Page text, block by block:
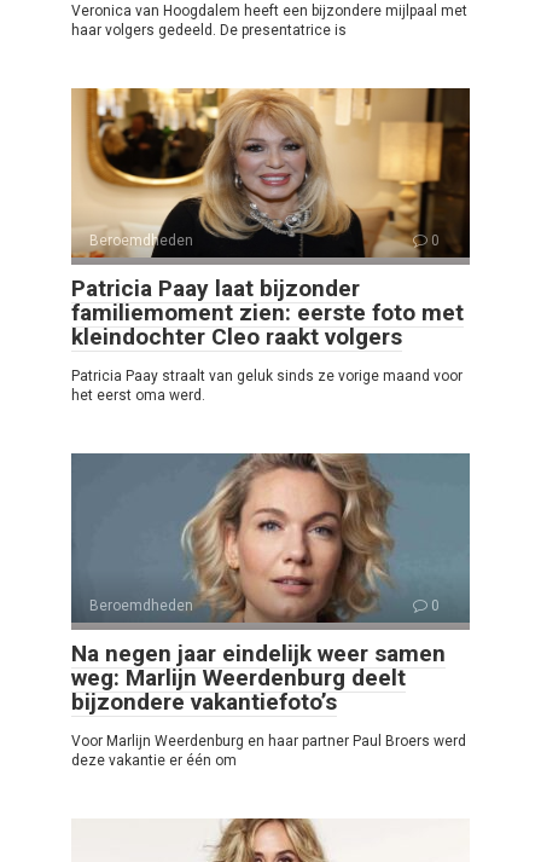
Veronica van Hoogdalem heeft een bijzondere mijlpaal met
haar volgers gedeeld. De presentatrice is
Beroemdheden 0
Patricia Paay laat bijzonder
familiemoment zien: eerste foto met
kleindochter Cleo raakt volgers
Patricia Paay straalt van geluk sinds ze vorige maand voor
het eerst oma werd.
Beroemdheden 0
Na negen jaar eindelijk weer samen
weg: Marlijn Weerdenburg deelt
bijzondere vakantiefoto’s
Voor Marlijn Weerdenburg en haar partner Paul Broers werd
deze vakantie er één om